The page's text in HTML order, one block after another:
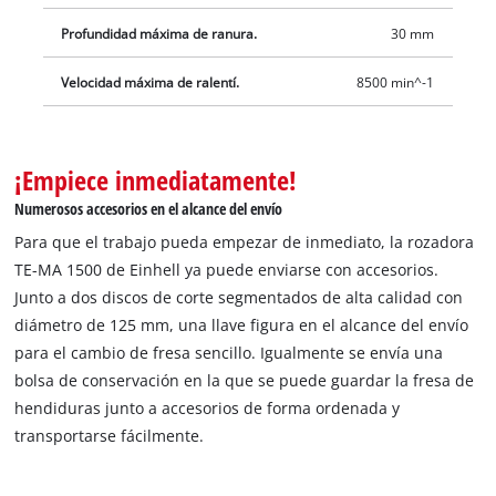
se garantiza un gran radio de acción. El envío se realiza
incluyendo bolsa de conservación para un transporte limpio y
seguro y dos discos de corte de diamante para el arranque de
proyecto inmediato.
Profundidad máxima de ranura. 30 mm
Velocidad máxima de ralentí. 8500 min^-1
¡Empiece inmediatamente!
Numerosos accesorios en el alcance del envío
Para que el trabajo pueda empezar de inmediato, la rozadora
TE-MA 1500 de Einhell ya puede enviarse con accesorios.
Junto a dos discos de corte segmentados de alta calidad con
diámetro de 125 mm, una llave figura en el alcance del envío
para el cambio de fresa sencillo. Igualmente se envía una
bolsa de conservación en la que se puede guardar la fresa de
hendiduras junto a accesorios de forma ordenada y
transportarse fácilmente.